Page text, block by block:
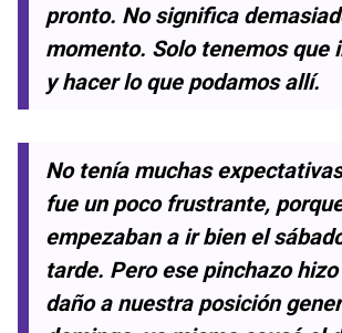
pronto. No significa
momento. Solo tenemos que
y hacer lo que podamos allí.
No tenía muchas
fue un poco frustrante,
empezaban a ir bien el
tarde. Pero ese pinchazo
daño a nuestra posición